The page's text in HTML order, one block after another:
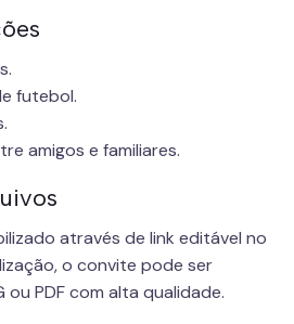
futebol.
amigos e familiares.
através de link editável no
o convite pode ser
ou PDF com alta qualidade.